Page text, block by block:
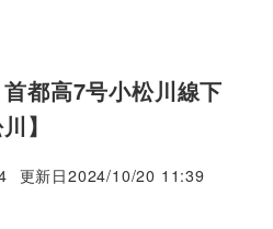
首都高7号小松川線下
】
更新日2024/10/20 11:39